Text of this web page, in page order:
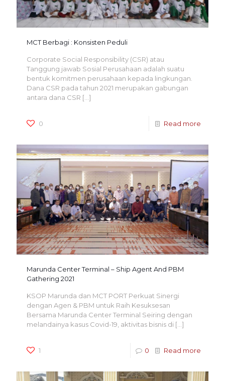
MCT Berbagi : Konsisten Peduli
Corporate Social Responsibility (CSR) atau
Tanggung jawab Sosial Perusahaan adalah suatu
bentuk komitmen perusahaan kepada lingkungan.
Dana CSR pada tahun 2021 merupakan gabungan
antara dana CSR […]
0 Read more
Marunda Center Terminal – Ship Agent And PBM
Gathering 2021
KSOP Marunda dan MCT PORT Perkuat Sinergi
dengan Agen & PBM untuk Raih Kesuksesan
Bersama Marunda Center Terminal Seiring dengan
melandainya kasus Covid-19, aktivitas bisnis di […]
1 0 Read more